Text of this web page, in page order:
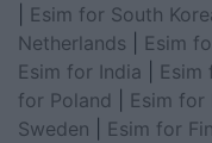
Esim for South
Netherlands
Esim
Esim for India
Esim
for Poland
Esim
Sweden
Esim for